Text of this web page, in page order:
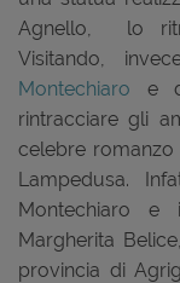
Agnello, lo
Visitando,
Montechiaro e
rintracciare gli
celebre romanzo
Lampedusa.
Montechiaro e
Margherita
provincia di